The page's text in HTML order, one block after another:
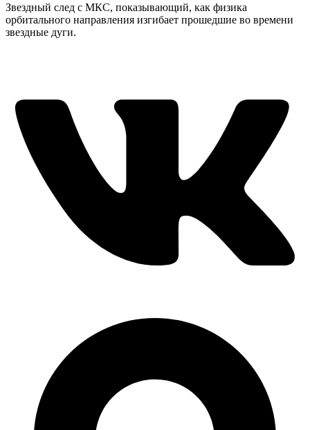
Звездный след с МКС, показывающий, как физика
орбитального направления изгибает прошедшие во времени
звездные дуги.